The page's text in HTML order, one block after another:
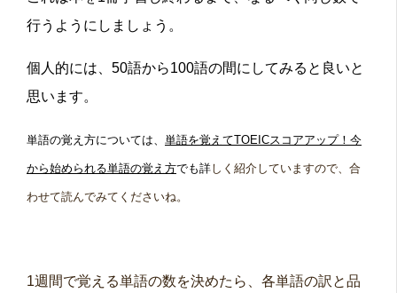
行うようにしましょう。
個人的には、50語から100語の間にしてみると良いと
思います。
単語の覚え方については、 単語を覚えてTOEICスコアアップ！今
から始められる単語の覚え方でも詳しく紹介していますので、合
わせて読んでみてくださいね。
1週間で覚える単語の数を決めたら、各単語の訳と品